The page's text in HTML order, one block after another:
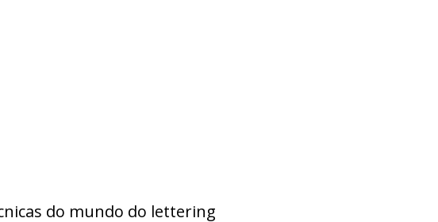
do mundo do lettering